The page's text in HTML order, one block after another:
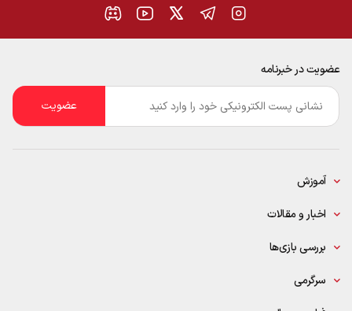
عضویت در خبرنامه
ایمیل
آموزش
اخبار و مقالات
بررسی بازی‌ها
سرگرمی